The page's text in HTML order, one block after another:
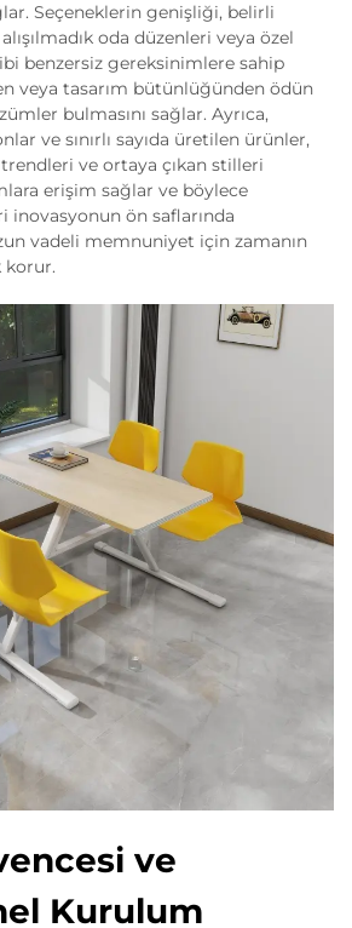
Seçeneklerin genişliği, belirli
oda düzenleri veya özel
benzersiz gereksinimlere sahip
veya tasarım bütünlüğünden ödün
bulmasını sağlar. Ayrıca,
ve sınırlı sayıda üretilen ürünler,
ve ortaya çıkan stilleri
erişim sağlar ve böylece
ön saflarında
vadeli memnuniyet için zamanın
korur.
ve
Kurulum